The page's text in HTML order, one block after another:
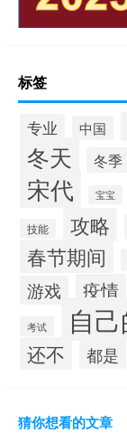
标签
专业 中国
冬天 冬季
宋代 宝宝
技能 攻略
春节期间
游戏 疫情
考试 自
还不 都是
猜你想看的文章